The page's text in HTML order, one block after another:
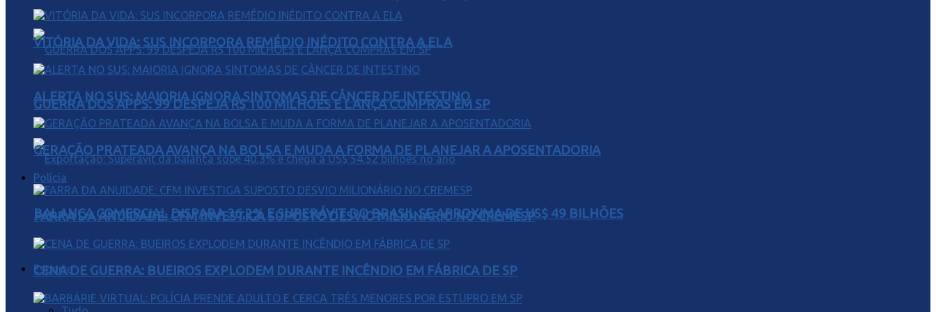
GUERRA DOS APPS: 99 DESPEJA R$ 100 MILHÕES E LANÇA COMPRAS EM SP
BALANÇA COMERCIAL DISPARA 36,2% E SUPERÁVIT DO BRASIL SE APROXIMA DE US$ 49 BILHÕES
Esporte
VITÓRIA DA VIDA: SUS INCORPORA REMÉDIO INÉDITO CONTRA A ELA
ALERTA NO SUS: MAIORIA IGNORA SINTOMAS DE CÂNCER DE INTESTINO
GERAÇÃO PRATEADA AVANÇA NA BOLSA E MUDA A FORMA DE PLANEJAR A APOSENTADORIA
Polícia
FARRA DA ANUIDADE: CFM INVESTIGA SUPOSTO DESVIO MILIONÁRIO NO CREMESP
CENA DE GUERRA: BUEIROS EXPLODEM DURANTE INCÊNDIO EM FÁBRICA DE SP